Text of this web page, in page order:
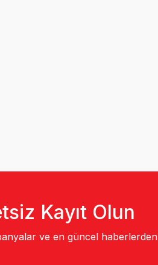
Kayıt Olun
ve en güncel haberlerden